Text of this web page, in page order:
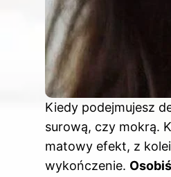
Kiedy podejmujesz
surową, czy mokrą.
matowy efekt, z
wykończenie.